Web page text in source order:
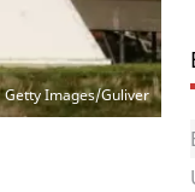
Images/Guliver